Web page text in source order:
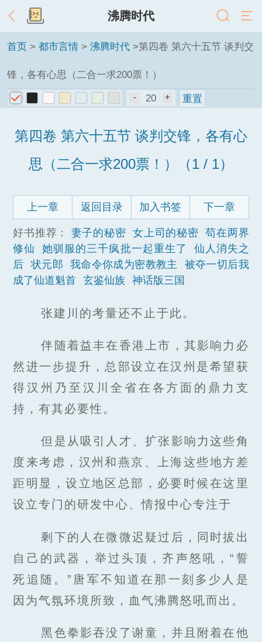
沸腾时代
首页 > 都市言情 > 沸腾时代 >第四卷 第六十五节 谈判交
锋，各有心思（二合一求200票！）
- 20 + 重置
第四卷 第六十五节 谈判交锋，各有心
思（二合一求200票！）（1 / 1）
上一章 返回目录 加入书签 下一章
好书推荐： 妻子的秘密 女上司的秘密
苟在两界
修仙
她驯服的三千疯批一起重生了
仙人消失之
后
状元郎 我命令你成为密教教主
被夺一切后我
成了仙道魁首
玄鉴仙族 神话版三国
张建川的考量还不止于此。
伴随着益丰在香港上市，其影响力必
然进一步提升，总部设立在汉州是希望获
得汉州乃至汉川全省在各方面的鼎力支
持，有其必要性。
但是从吸引人才、扩张影响力这些角
度来考虑，汉州和燕京、上海这些地方差
距明显，设立地区总部，必要时候在这里
设立专门的研发中心、情报中心专注于
剩下的人在微微迟疑过后，同时拔出
自己的武器，举过头顶，齐声怒吼，“誓
死追随。”唐军不知道在那一刻多少人是
因为气氛环境所致，血气沸腾怒吼而出。
黑色拳影吞没了谢童，并且附着在他